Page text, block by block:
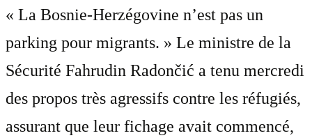
« La Bosnie-Herzégovine n’est pas un
parking pour migrants. » Le ministre de la
Sécurité Fahrudin Radončić a tenu mercredi
des propos très agressifs contre les réfugiés,
assurant que leur fichage avait commencé,